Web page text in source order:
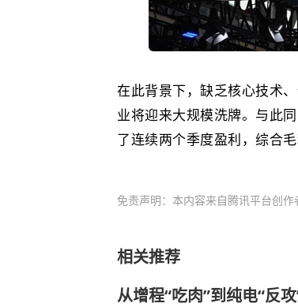
在此背景下，缺乏核心技术
业将迎来大规模洗牌。与此同
了连续两个季度盈利，综合
免责声明：本内容来自腾讯平台创作
相关推荐
从增程“吃肉”到纯电“反